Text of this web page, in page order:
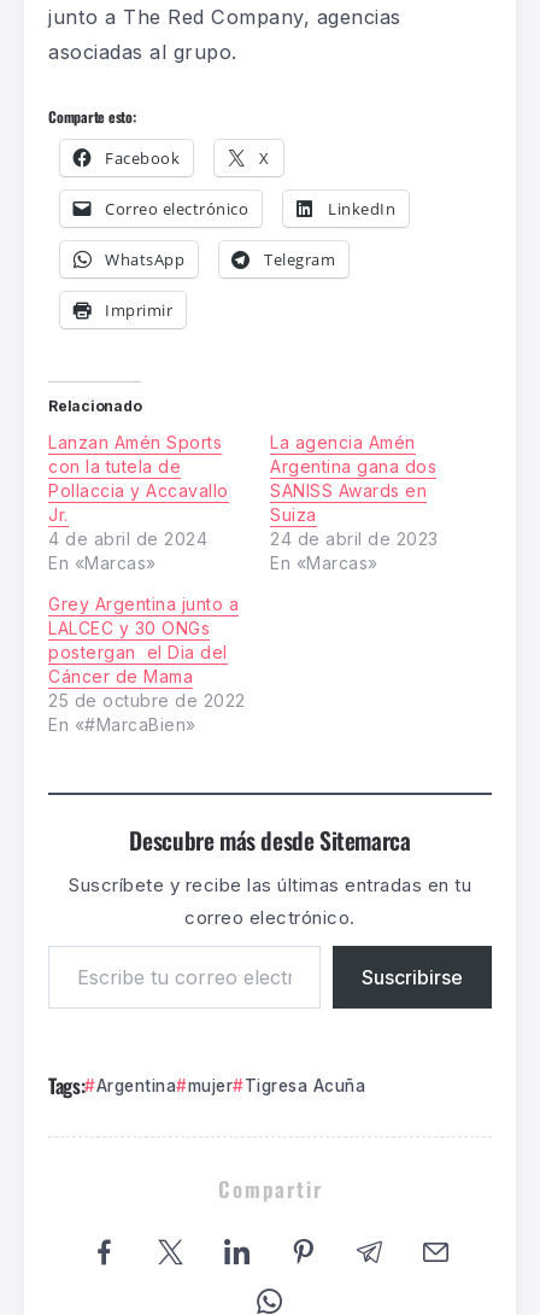
junto a The Red Company, agencias
asociadas al grupo.
Comparte esto:
Facebook X
Correo electrónico LinkedIn
WhatsApp Telegram
Imprimir
Relacionado
Lanzan Amén Sports
con la tutela de
Pollaccia y Accavallo
Jr.
4 de abril de 2024
En «Marcas»
La agencia Amén
Argentina gana dos
SANISS Awards en
Suiza
24 de abril de 2023
En «Marcas»
Grey Argentina junto a
LALCEC y 30 ONGs
postergan el Dia del
Cáncer de Mama
25 de octubre de 2022
En «#MarcaBien»
Descubre más desde Sitemarca
Suscríbete y recibe las últimas entradas en tu
correo electrónico.
Suscribirse
Tags: Argentina mujer Tigresa Acuña
Compartir